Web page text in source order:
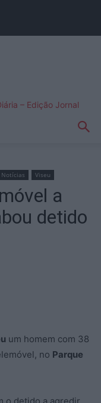
– Edição Jornal
Notícias Viseu
a
detido
um homem com 38
no Parque